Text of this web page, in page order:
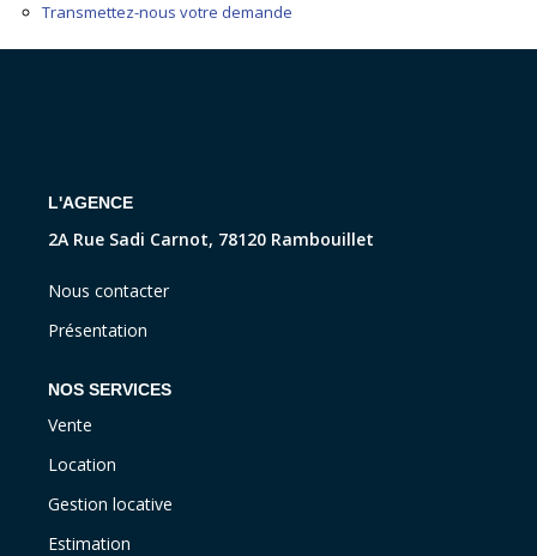
Transmettez-nous votre demande
L'AGENCE
2A Rue Sadi Carnot, 78120 Rambouillet
Nous contacter
Présentation
NOS SERVICES
Vente
Location
Gestion locative
Estimation